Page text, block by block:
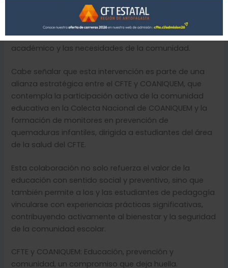
del CFTE, quien destacó el compromiso de las futuras
educadoras con la formación integral de niños y niñas,
además del valioso vínculo entre el mundo
académico y las necesidades de la comunidad.
Cabe señalar que esta intervención es parte de una
alianza estratégica entre el CFTE y COANIQUEM, que
contempla la participación activa de la comunidad
educativa en la Colecta Nacional de COANIQUEM y la
formación de monitores en prevención de
quemaduras infantiles, dirigida a estudiantes del área
de la salud del CFTE.
Esta colaboración no solo refuerza el valor de la
educación con sentido social y preventivo, sino que
también permite a los y las estudiantes de pedagogía
vincularse con experiencias prácticas significativas,
contribuyendo activamente al bienestar y la seguridad
de la comunidad escolar.
CFTE y COANIQUEM: Educación, prevención y
comunidad, un compromiso que deja huella.